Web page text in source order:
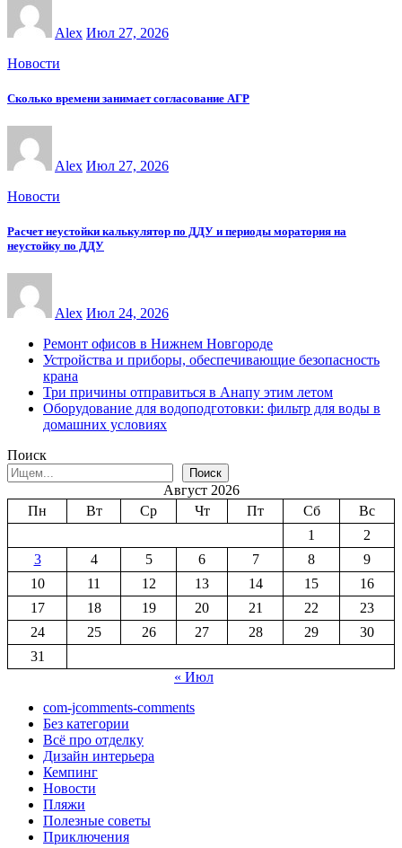
Alex Июл 27, 2026
Новости
Сколько времени занимает согласование АГР
Alex Июл 27, 2026
Новости
Расчет неустойки калькулятор по ДДУ и периоды моратория на
неустойку по ДДУ
Alex Июл 24, 2026
Ремонт офисов в Нижнем Новгороде
Устройства и приборы, обеспечивающие безопасность
крана
Три причины отправиться в Анапу этим летом
Оборудование для водоподготовки: фильтр для воды в
домашних условиях
Поиск
Поиск
Август 2026
Пн
Вт Ср Чт Пт Сб
Вс
1
2
3
4 5 6 7 8
9
10
11 12 13 14 15
16
17
18 19 20 21 22
23
24
25 26 27 28 29
30
31
« Июл
com-jcomments-comments
Без категории
Всё про отделку
Дизайн интерьера
Кемпинг
Новости
Пляжи
Полезные советы
Приключения